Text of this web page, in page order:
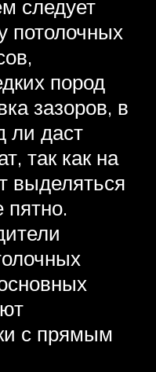
следует
потолочных
пород
зазоров, в
ли даст
так как на
выделяться
пятно.
с прямым